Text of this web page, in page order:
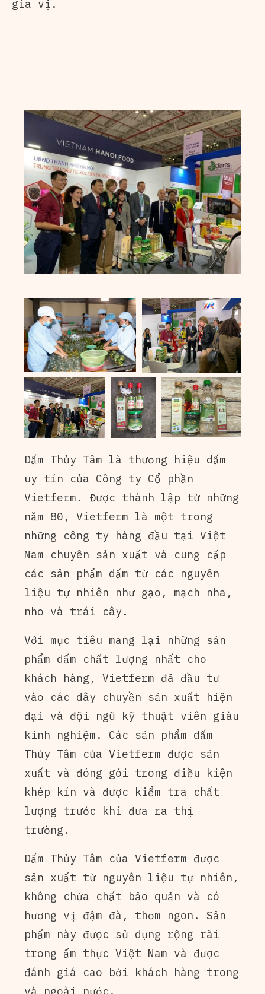
gia vị.
Dấm Thủy Tâm là thương hiệu dấm
uy tín của Công ty Cổ phần
Vietferm. Được thành lập từ những
năm 80, Vietferm là một trong
những công ty hàng đầu tại Việt
Nam chuyên sản xuất và cung cấp
các sản phẩm dấm từ các nguyên
liệu tự nhiên như gạo, mạch nha,
nho và trái cây.
Với mục tiêu mang lại những sản
phẩm dấm chất lượng nhất cho
khách hàng, Vietferm đã đầu tư
vào các dây chuyền sản xuất hiện
đại và đội ngũ kỹ thuật viên giàu
kinh nghiệm. Các sản phẩm dấm
Thủy Tâm của Vietferm được sản
xuất và đóng gói trong điều kiện
khép kín và được kiểm tra chất
lượng trước khi đưa ra thị
trường.
Dấm Thủy Tâm của Vietferm được
sản xuất từ nguyên liệu tự nhiên,
không chứa chất bảo quản và có
hương vị đậm đà, thơm ngon. Sản
phẩm này được sử dụng rộng rãi
trong ẩm thực Việt Nam và được
đánh giá cao bởi khách hàng trong
và ngoài nước.